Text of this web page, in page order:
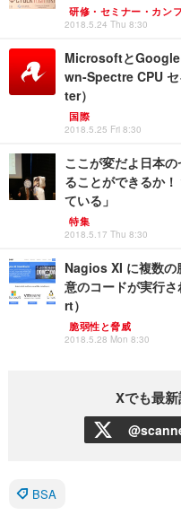
研修・セミナー・カン
2018.5.24 Thu 8:30
MicrosoftとGoogle
wn-Spectre CPU
ter）
国際
2018.5.25 Fri 8:30
ここが変だよ日本
ることができるか
ている」
特集
2018.5.17 Thu 8:30
Nagios XI に複数の
意のコードが実行
rt）
脆弱性と脅威
2018.5.28 Mon 8:30
Xでも最新
BSA